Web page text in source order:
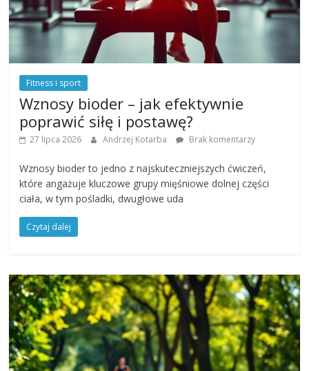
Fitness i sport
Wznosy bioder – jak efektywnie
poprawić siłę i postawę?
27 lipca 2026 Andrzej Kotarba Brak komentarzy
Wznosy bioder to jedno z najskuteczniejszych ćwiczeń,
które angażuje kluczowe grupy mięśniowe dolnej części
ciała, w tym pośladki, dwugłowe uda
Czytaj dalej